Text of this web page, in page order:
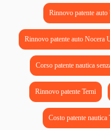
Rinnovo patente
Rinnovo patente auto Nocera
Corso patente nautica
Rinnovo patente Terni
Costo patente nautica